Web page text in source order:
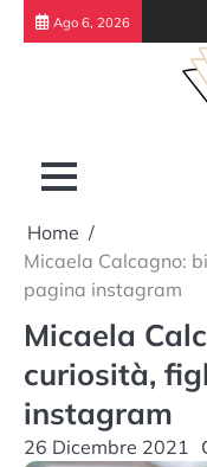
Skip
Ago 6, 2026
Home
Micaela Calcagno:
pagina instagram
Micaela
curiosità,
instagram
26 Dicembre 2021